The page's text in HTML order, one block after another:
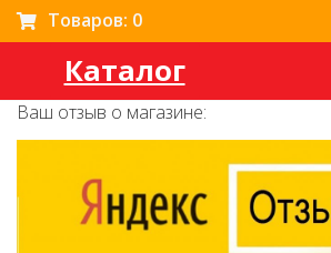
Товаров: 0
Каталог
Ваш отзыв о магазине: